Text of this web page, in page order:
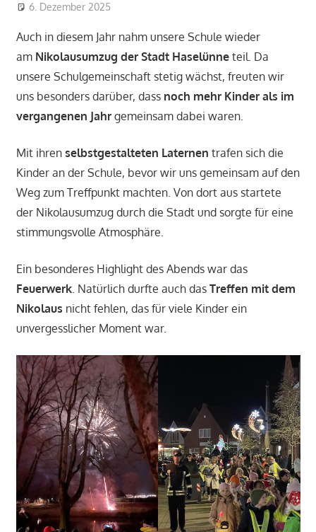
6. Dezember 2025
Auch in diesem Jahr nahm unsere Schule wieder
am Nikolausumzug der Stadt Haselünneteil. Da
unsere Schulgemeinschaft stetig wächst, freuten wir
uns besonders darüber, dass noch mehr Kinder als im
vergangenen Jahrgemeinsam dabei waren.
Mit ihren selbstgestalteten Laternen trafen sich die
Kinder an der Schule, bevor wir uns gemeinsam auf den
Weg zum Treffpunkt machten. Von dort aus startete
der Nikolausumzug durch die Stadt und sorgte für eine
stimmungsvolle Atmosphäre.
Ein besonderes Highlight des Abends war das
Feuerwerk. Natürlich durfte auch das Treffen mit dem
Nikolaus nicht fehlen, das für viele Kinder ein
unvergesslicher Moment war.